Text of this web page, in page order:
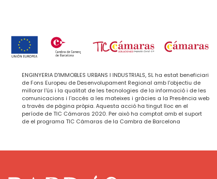
ENGINYERIA D'IMMOBLES URBANS I INDUSTRIALS, SL ha estat beneficiari
de Fons Europeu de Desenvolupament Regional amb l'objectiu de
millorar l'ús i la qualitat de les tecnologies de la informació i de les
comunicacions i l'accés a les mateixes i gràcies a la Presència web
a través de pàgina pròpia. Aquesta acció ha tingut lloc en el
període de TIC Cámaras 2020. Per això ha comptat amb el suport
de el programa TIC Cámaras de la Cambra de Barcelona